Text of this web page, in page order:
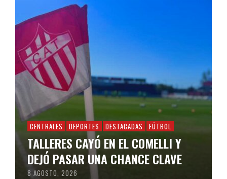
CENTRALES DEPORTES DESTACADAS FÚTBOL
TALLERES CAYÓ EN EL COMELLI Y
DEJÓ PASAR UNA CHANCE CLAVE
8 AGOSTO, 2026